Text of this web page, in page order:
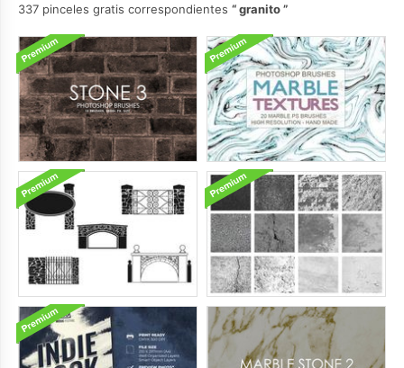
337 pinceles gratis correspondientes
granito